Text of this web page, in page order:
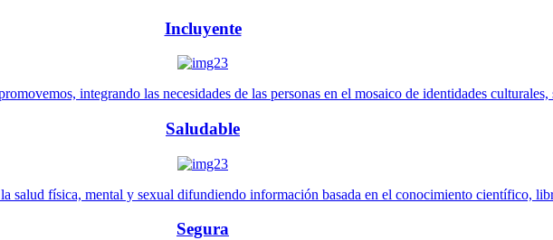
Incluyente
integrando las necesidades de las personas en el mosaico de identidades culturales,
Saludable
salud física, mental y sexual difundiendo información basada en el conocimiento científico,
Segura